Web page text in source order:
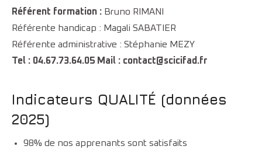
Référent formation : Bruno RIMANI
Référente handicap : Magali SABATIER
Référente administrative : Stéphanie MEZY
Tel : 04.67.73.64.05 Mail : contact@scicifad.fr
Indicateurs QUALITÉ (données
2025)
98% de nos apprenants sont satisfaits